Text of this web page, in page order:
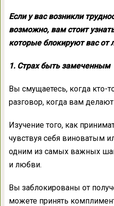
Если у вас возникли
возможно, вам стоит
которые блокируют вас от
1. Страх быть замеченным
Вы смущаетесь, когда кто-
разговор, когда вам
Изучение того, как
чувствуя себя виноватым
одним из самых важных
и любви.
Вы заблокированы от
можете принять